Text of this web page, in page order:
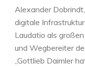
Alexander
digitale
Laudatio als
und Wegbereiter
„Gottlieb Daimler